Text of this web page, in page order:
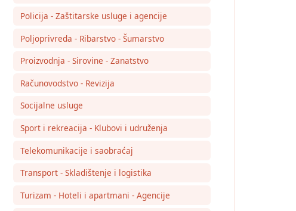
Policija - Zaštitarske usluge i agencije
Poljoprivreda - Ribarstvo - Šumarstvo
Proizvodnja - Sirovine - Zanatstvo
Računovodstvo - Revizija
Socijalne usluge
Sport i rekreacija - Klubovi i udruženja
Telekomunikacije i saobraćaj
Transport - Skladištenje i logistika
Turizam - Hoteli i apartmani - Agencije